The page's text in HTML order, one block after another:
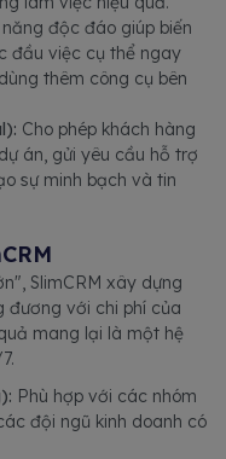
độc đáo giúp biến
đầu việc cụ thể ngay
thêm công cụ bên
Cho phép khách hàng
án, gửi yêu cầu hỗ trợ
sự minh bạch và tin
SlimCRM xây dựng
đương với chi phí của
mang lại là một hệ
Phù hợp với các nhóm
đội ngũ kinh doanh có